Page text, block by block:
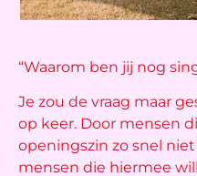
“Waarom ben jij nog
Je zou de vraag maar
op keer. Door mensen
openingszin zo snel
mensen die hiermee